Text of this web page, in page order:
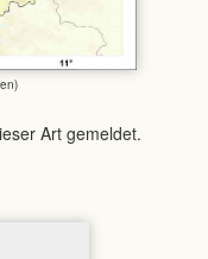
Art gemeldet.